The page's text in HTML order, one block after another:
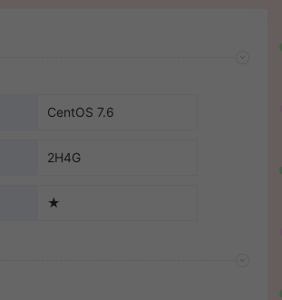
CentOS 7.6
2H4G
★